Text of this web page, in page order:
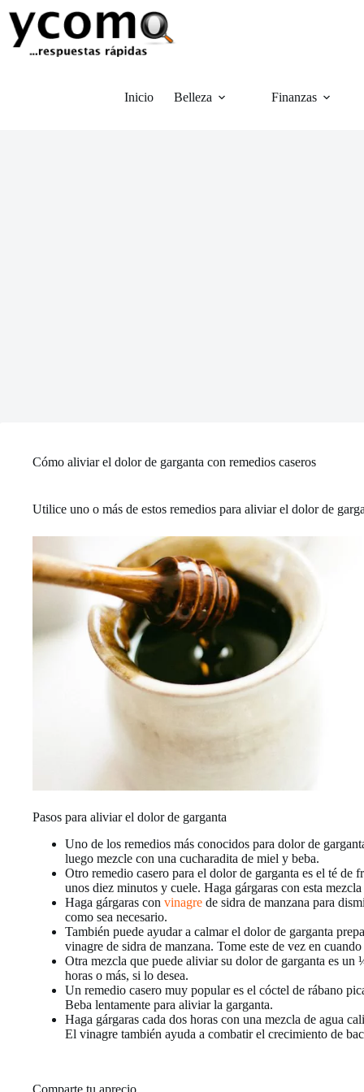
contenido
Inicio Belleza Finanzas
Cómo aliviar el dolor de garganta con remedios caseros
Utilice uno o más de estos remedios para aliviar el dolor de
Pasos para aliviar el dolor de garganta
Uno de los remedios más conocidos para dolor de
luego mezcle con una cucharadita de miel y beba.
Otro remedio casero para el dolor de garganta es el té de
unos diez minutos y cuele. Haga gárgaras con esta
Haga gárgaras con vinagre de sidra de manzana para
como sea necesario.
También puede ayudar a calmar el dolor de garganta
vinagre de sidra de manzana. Tome este de vez en
Otra mezcla que puede aliviar su dolor de garganta es
horas o más, si lo desea.
Un remedio casero muy popular es el cóctel de rábano
Beba lentamente para aliviar la garganta.
Haga gárgaras cada dos horas con una mezcla de agua
El vinagre también ayuda a combatir el crecimiento de
Comparte tu aprecio